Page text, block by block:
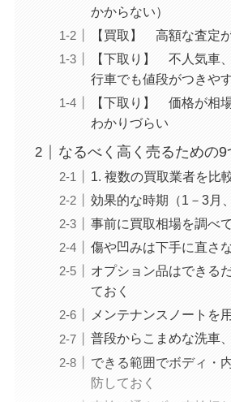
かからない）
【買取】 高額な査定
【下取り】 不人気車
行車でも値段がつきや
【下取り】 価格が相
わかりづらい
なるべく高く売るための9
1. 複数の買取業者を比
効果的な時期（1－3月
事前に買取相場を調べ
傷や凹みは下手に直さ
オプション品はできる
ておく
メンテナンスノートを
普段からこまめな洗車
できる範囲でボディ・
防しておく